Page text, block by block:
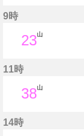
9時
23山
11時
38山
14時